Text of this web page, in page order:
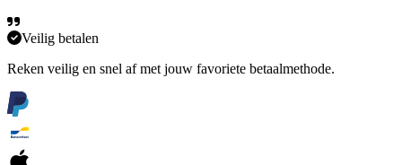
Veilig betalen
Reken veilig en snel af met jouw favoriete betaalmethode.